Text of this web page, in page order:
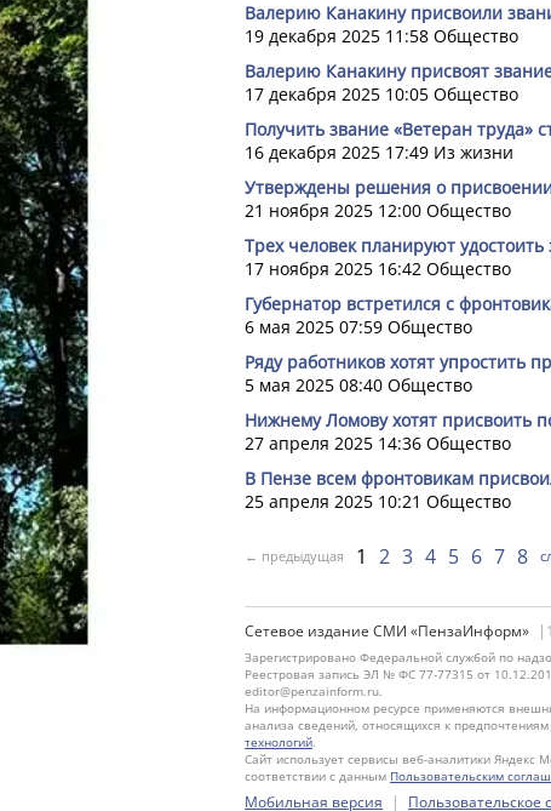
Валерию Канакину присвоили
19 декабря 2025 11:58 Общество
Валерию Канакину присвоят
17 декабря 2025 10:05 Общество
Получить звание «Ветеран труда»
16 декабря 2025 17:49 Из жизни
Утверждены решения о
21 ноября 2025 12:00 Общество
Трех человек планируют
17 ноября 2025 16:42 Общество
Губернатор встретился с
6 мая 2025 07:59 Общество
Ряду работников хотят упростить
5 мая 2025 08:40 Общество
Нижнему Ломову хотят присвоить
27 апреля 2025 14:36 Общество
В Пензе всем фронтовикам
25 апреля 2025 10:21 Общество
← предыдущая 1 2 3 4 5 6 7 8
Сетевое издание СМИ «ПензаИнформ»
Зарегистрировано Федеральной службой по
Реестровая запись ЭЛ № ФС 77-77315 от
editor@penzainform.ru.
На информационном ресурсе применяются
анализа сведений, относящихся к
технологий.
Сайт использует сервисы веб-аналитики Яндекс
соответствии с данным Пользовательским
Мобильная версия | Пользовательское